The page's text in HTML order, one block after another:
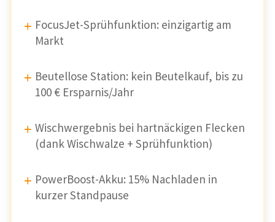
FocusJet-Sprühfunktion: einzigartig am
Markt
Beutellose Station: kein Beutelkauf, bis zu
100 € Ersparnis/Jahr
Wischwergebnis bei hartnäckigen Flecken
(dank Wischwalze + Sprühfunktion)
PowerBoost-Akku: 15% Nachladen in
kurzer Standpause